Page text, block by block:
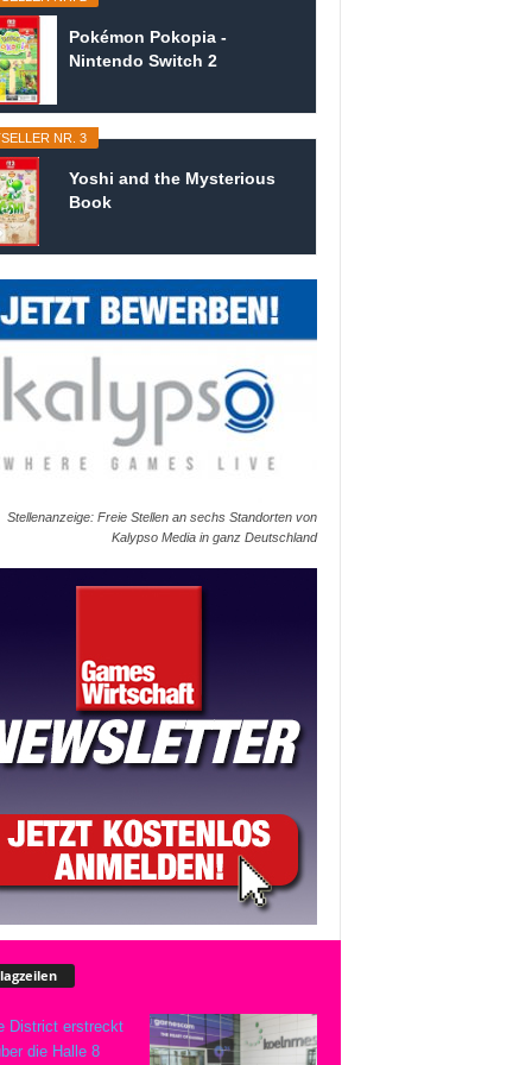
Pokémon Pokopia -
Nintendo Switch 2
NR. 3
Yoshi and the Mysterious
Book
Stellenanzeige: Freie Stellen an sechs Standorten von
Kalypso Media in ganz Deutschland